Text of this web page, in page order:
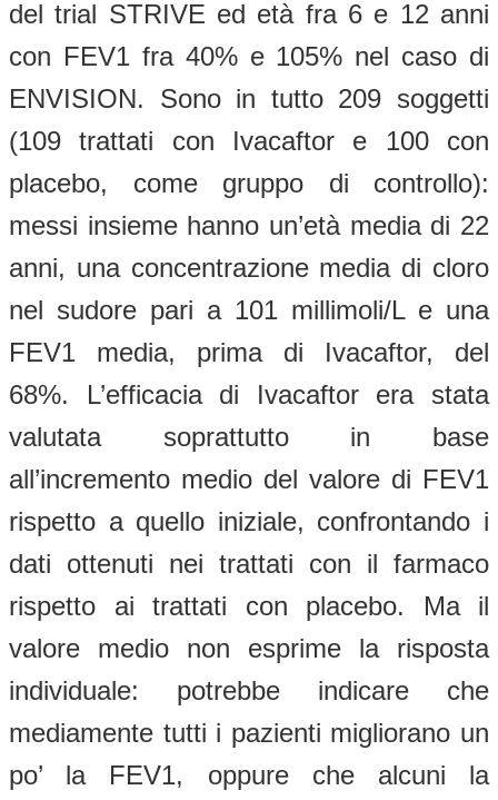
del trial STRIVE ed età fra 6 e 12 anni
con FEV1 fra 40% e 105% nel caso di
ENVISION. Sono in tutto 209 soggetti
(109 trattati con Ivacaftor e 100 con
placebo, come gruppo di controllo):
messi insieme hanno un’età media di 22
anni, una concentrazione media di cloro
nel sudore pari a 101 millimoli/L e una
FEV1 media, prima di Ivacaftor, del
68%. L’efficacia di Ivacaftor era stata
valutata soprattutto in base
all’incremento medio del valore di FEV1
rispetto a quello iniziale, confrontando i
dati ottenuti nei trattati con il farmaco
rispetto ai trattati con placebo. Ma il
valore medio non esprime la risposta
individuale: potrebbe indicare che
mediamente tutti i pazienti migliorano un
po’ la FEV1, oppure che alcuni la